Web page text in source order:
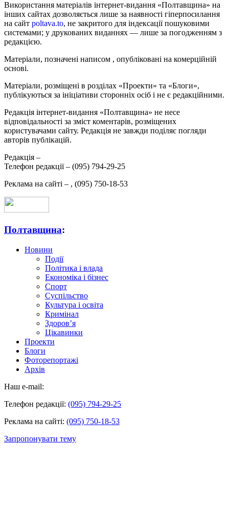
Використання матеріалів інтернет-видання «Полтавщина» на
інших сайтах дозволяється лише за наявності гіперпосилання
на сайт poltava.to, не закритого для індексації пошуковими
системами; у друкованих виданнях — лише за погодженням з
редакцією.
Матеріали, позначені написом , опубліковані на комерційній
основі.
Матеріали, розміщені в розділах «Проекти» та «Блоги»,
публікуються за ініціативи сторонніх осіб і не є редакційними.
Редакція інтернет-видання «Полтавщина» не несе
відповідальності за зміст коментарів, розміщених
користувачами сайту. Редакція не завжди поділяє погляди
авторів публікацій.
Редакція –
Телефон редакції – (095) 794-29-25
Реклама на сайті – , (095) 750-18-53
Полтавщина:
Новини
Події
Політика і влада
Економіка і бізнес
Спорт
Суспільство
Культура і освіта
Кримінал
Здоров’я
Цікавинки
Проекти
Блоги
Фоторепортажі
Архів
Наш e-mail:
Телефон редакції: (095) 794-29-25
Реклама на сайті: (095) 750-18-53
Запропонувати тему